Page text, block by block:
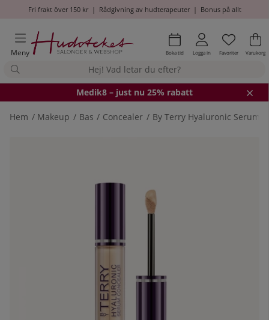
Fri frakt över 150 kr| Rådgivning av hudterapeuter| Bonus på allt
Meny Boka tid Logga in Antal i
.
Favoriter .
Varukorg
Medik8 – just nu 25% rabatt
Hem Makeup Bas Concealer By Terry Hyaluronic Serum